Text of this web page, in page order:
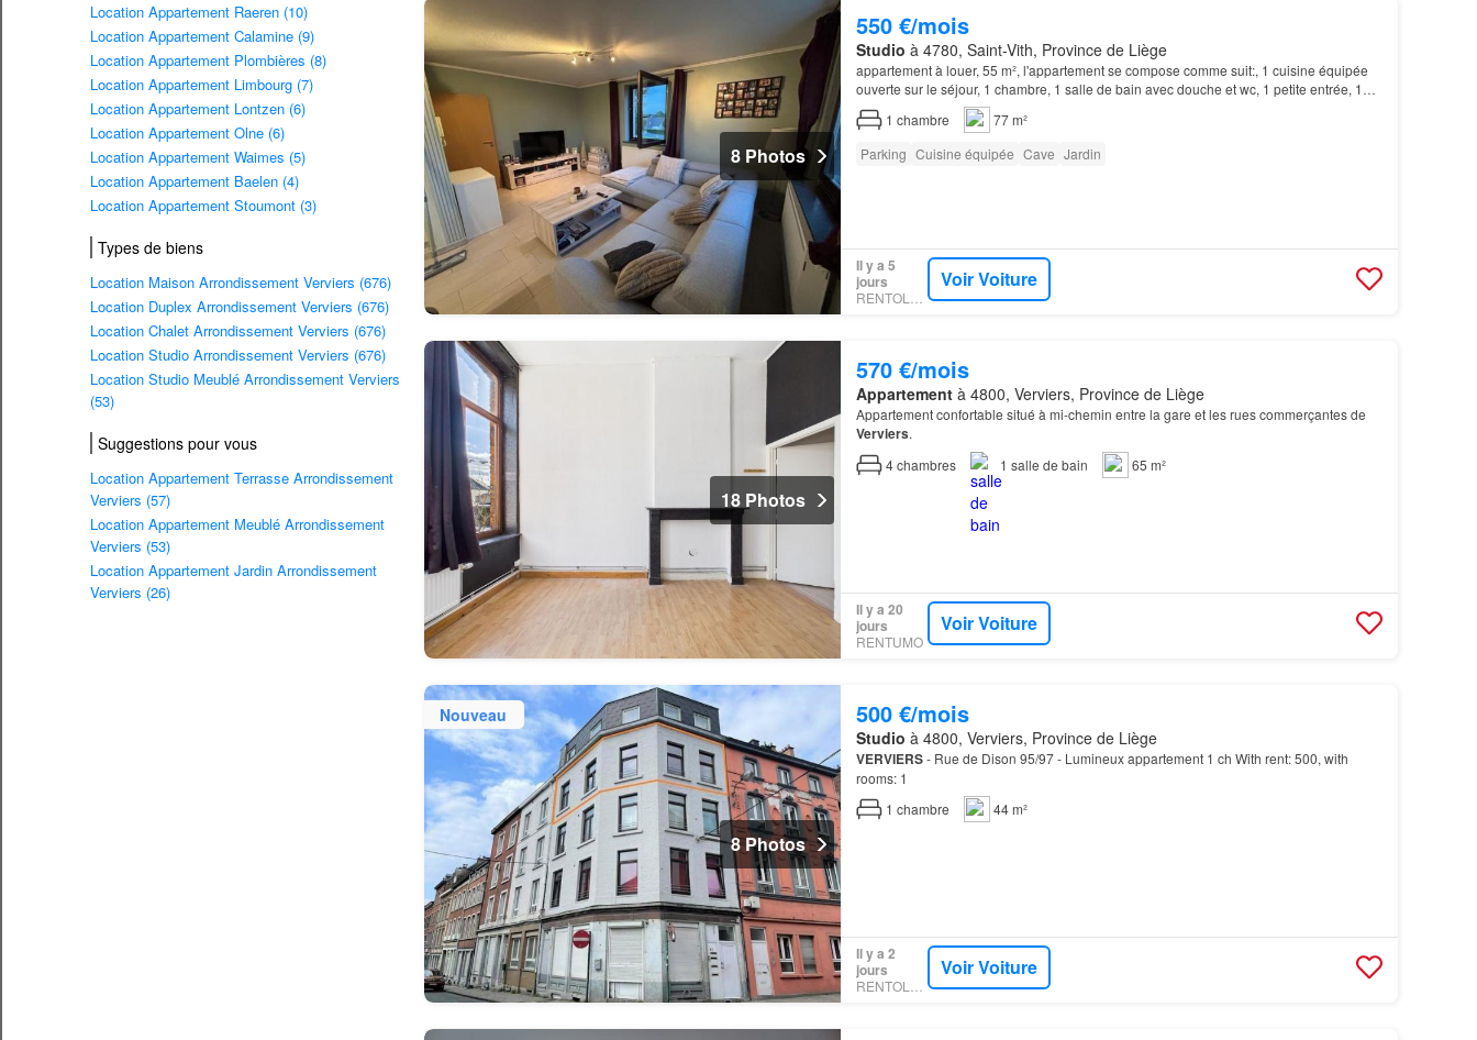
Location Appartement Raeren (10)
Location Appartement Calamine (9)
Location Appartement Plombières (8)
Location Appartement Limbourg (7)
Location Appartement Lontzen (6)
Location Appartement Olne (6)
Location Appartement Waimes (5)
Location Appartement Baelen (4)
Location Appartement Stoumont (3)
Types de biens
Location Maison Arrondissement Verviers (676)
Location Duplex Arrondissement Verviers (676)
Location Chalet Arrondissement Verviers (676)
Location Studio Arrondissement Verviers (676)
Location Studio Meublé Arrondissement Verviers
(53)
Suggestions pour vous
Location Appartement Terrasse Arrondissement
Verviers (57)
Location Appartement Meublé Arrondissement
Verviers (53)
Location Appartement Jardin Arrondissement
Verviers (26)
8 Photos
550 €/mois
Studio à 4780, Saint-Vith, Province de Liège
appartement à louer, 55 m², l'appartement se compose comme suit:, 1 cuisine équipée
ouverte sur le séjour, 1 chambre, 1 salle de bain avec douche et wc, 1 petite entrée, 1
cave privative, 1 cave commune, 1 emplacement de park…
1 chambre
77 m²
Parking Cuisine équipée Cave Jardin
Il y a 5
jours
Voir Voiture
18 Photos
570 €/mois
Appartementà 4800, Verviers, Province de Liège
Appartement confortable situé à mi-chemin entre la gare et les rues commerçantes de
Verviers.
4chambres 1 salle de bain 65 m²
Il y a 20
jours
RENTUMO
Voir Voiture
Nouveau
8 Photos
500 €/mois
Studio à 4800, Verviers, Province de Liège
VERVIERS- Rue de Dison 95/97 - Lumineux appartement 1 ch With rent: 500, with
rooms: 1
1 chambre 44 m²
Il y a 2
jours
Voir Voiture